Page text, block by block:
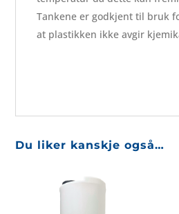
Tankene er godkjent til bruk
at plastikken ikke avgir
Du liker kanskje også…